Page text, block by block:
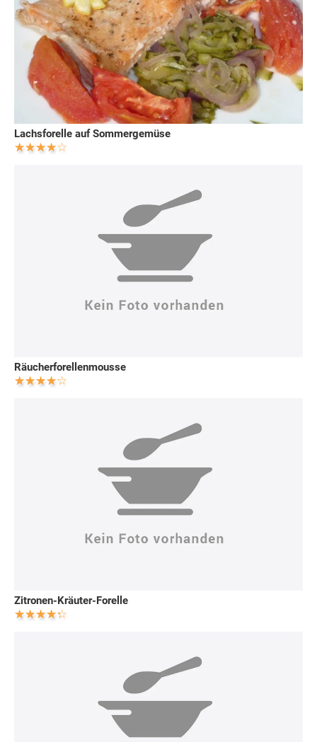
Lachsforelle auf Sommergemüse
Räucherforellenmousse
Zitronen-Kräuter-Forelle